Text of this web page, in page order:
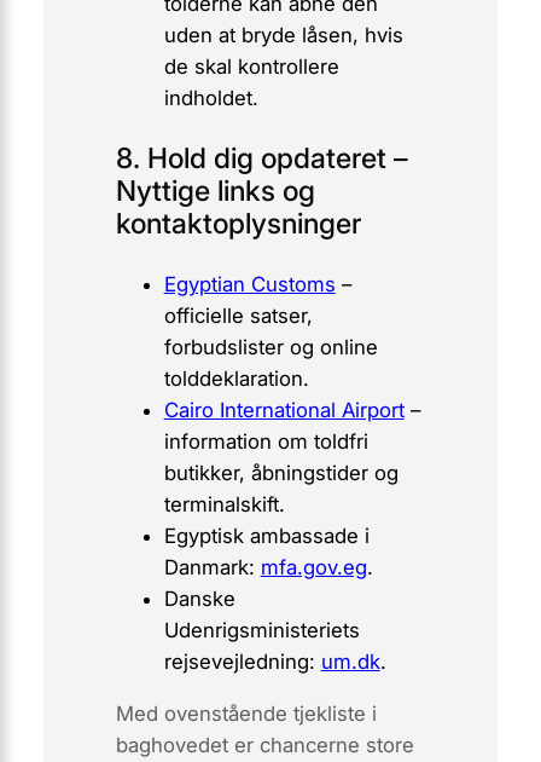
uden at bryde låsen, hvis
de skal kontrollere
indholdet.
8. Hold dig opdateret –
Nyttige links og
kontaktoplysninger
Egyptian Customs –
officielle satser,
forbudslister og online
tolddeklaration.
Cairo International Airport–
information om toldfri
butikker, åbningstider og
terminalskift.
Egyptisk ambassade i
Danmark: mfa.gov.eg.
Danske
Udenrigsministeriets
rejsevejledning: um.dk.
Med ovenstående tjekliste i
baghovedet er chancerne store